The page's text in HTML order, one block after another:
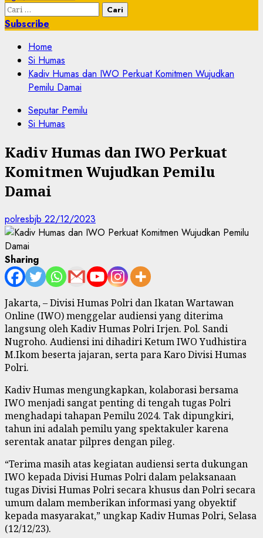
Subscribe
Home
Si Humas
Kadiv Humas dan IWO Perkuat Komitmen Wujudkan
Pemilu Damai
Seputar Pemilu
Si Humas
Kadiv Humas dan IWO Perkuat
Komitmen Wujudkan Pemilu
Damai
polresbjb 22/12/2023
Sharing
Jakarta, – Divisi Humas Polri dan Ikatan Wartawan
Online (IWO) menggelar audiensi yang diterima
langsung oleh Kadiv Humas Polri Irjen. Pol. Sandi
Nugroho. Audiensi ini dihadiri Ketum IWO Yudhistira
M.Ikom beserta jajaran, serta para Karo Divisi Humas
Polri.
Kadiv Humas mengungkapkan, kolaborasi bersama
IWO menjadi sangat penting di tengah tugas Polri
menghadapi tahapan Pemilu 2024. Tak dipungkiri,
tahun ini adalah pemilu yang spektakuler karena
serentak anatar pilpres dengan pileg.
“Terima masih atas kegiatan audiensi serta dukungan
IWO kepada Divisi Humas Polri dalam pelaksanaan
tugas Divisi Humas Polri secara khusus dan Polri secara
umum dalam memberikan informasi yang obyektif
kepada masyarakat,” ungkap Kadiv Humas Polri, Selasa
(12/12/23).